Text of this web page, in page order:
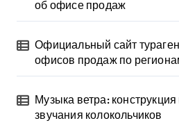
об офисе продаж
Официальный сайт
офисов продаж по
Музыка ветра:
звучания колокольчиков